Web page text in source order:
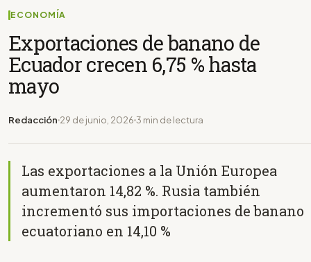
ECONOMÍA
Exportaciones de banano de
Ecuador crecen 6,75 % hasta
mayo
Redacción 29 de junio, 2026 3 min de lectura
Las exportaciones a la Unión Europea
aumentaron 14,82 %. Rusia también
incrementó sus importaciones de banano
ecuatoriano en 14,10 %